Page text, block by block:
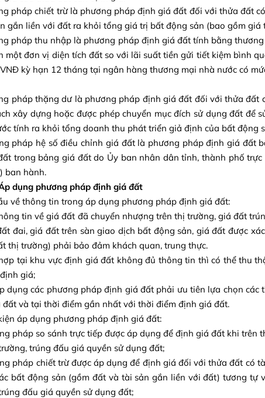
pháp chiết trừ là phương pháp định giá đất đối với thửa đất
gắn liền với đất ra khỏi tổng giá trị bất động sản (bao gồm
pháp thu nhập là phương pháp định giá đất tính bằng
một đơn vị diện tích đất so với lãi suất tiền gửi tiết kiệm bình
kỳ hạn 12 tháng tại ngân hàng thương mại nhà nước có
pháp thặng dư là phương pháp định giá đất đối với thửa đất
xây dựng hoặc được phép chuyển mục đích sử dụng đất để
tính ra khỏi tổng doanh thu phát triển giả định của bất động
pháp hệ số điều chỉnh giá đất là phương pháp định giá đất
trong bảng giá đất do Ủy ban nhân dân tỉnh, thành phố
ban hành.
dụng phương pháp định giá đất
về thông tin trong áp dụng phương pháp định giá đất:
tin về giá đất đã chuyển nhượng trên thị trường, giá đất
đai, giá đất trên sàn giao dịch bất động sản, giá đất được
thị trường) phải bảo đảm khách quan, trung thực.
tại khu vực định giá đất không đủ thông tin thì có thể thu
giá;
dụng các phương pháp định giá đất phải ưu tiên lựa chọn
đất và tại thời điểm gần nhất với thời điểm định giá đất.
áp dụng phương pháp định giá đất:
pháp so sánh trực tiếp được áp dụng để định giá đất khi trên
trúng đấu giá quyền sử dụng đất;
pháp chiết trừ được áp dụng để định giá đối với thửa đất có
bất động sản (gồm đất và tài sản gắn liền với đất) tương tự
đấu giá quyền sử dụng đất;